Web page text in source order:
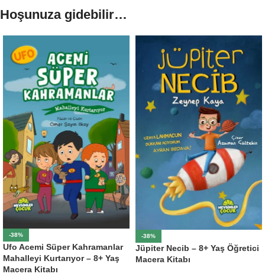
Hoşunuza gidebilir…
-38%
Ufo Acemi Süper Kahramanlar
Mahalleyi Kurtarıyor – 8+ Yaş
Macera Kitabı
-38%
Jüpiter Necib – 8+ Yaş Öğretici
Macera Kitabı